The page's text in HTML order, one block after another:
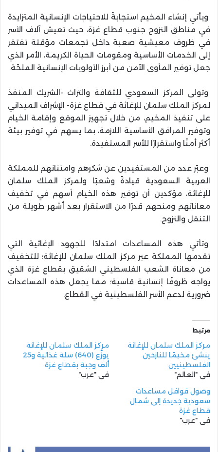
ويأتي إنشاء المخيم استجابةً للاحتياجات الإنسانية المتزايدة
في مناطق النزوح جنوب قطاع غزة، حيث تعيش آلاف الأسر
في ظروف معيشية صعبة داخل تجمعات مؤقتة تفتقر
إلى الخدمات الأساسية ومقومات الحياة الكريمة، الأمر الذي
جعل توفير المأوى الآمن من أبرز الأولويات الإنسانية الملحّة.
وتولى المركز السعودي للثقافة والتراث -الشريك المنفذ
لمركز الملك سلمان للإغاثة في قطاع غزة- الإشراف الميداني
على تنفيذ المخيم، من خلال تجهيز الموقع وإقامة الخيام
وتوفير المرافق الأساسية اللازمة، بما يسهم في توفير بيئة
أكثر أمنًا واستقرارًا للأسر المستفيدة.
وعبّر عدد من المستفيدين عن شكرهم وامتنانهم للمملكة
العربية السعودية قيادةً وشعبًا ولمركز الملك سلمان
للإغاثة، مؤكدين أن توفير هذه الخيام أسهم في تخفيف
معاناتهم ومنحهم قدرًا من الاستقرار بعد أشهر طويلة من
التنقل والنزوح.
وتأتي هذه المساعدات امتدادًا للجهود الإغاثية التي
تقدمها المملكة عبر مركز الملك سلمان للإغاثة؛ للتخفيف
من معاناة الشعب الفلسطيني الشقيق بقطاع غزة الذي
يواجه ظروفًا إنسانية قاسية؛ مما يجعل هذه المساعدات
ضرورية لدعم الأسر الفلسطينية في القطاع.
مرتبط
مركز الملك سلمان للإغاثة
ينشئ مخيمًا للنازحين
الفلسطينيين
في "العالم"
مركز الملك سلمان للإغاثة
يوزّع (640) سلة غذائية و25
ألف وجبة بقطاع غزة
في "عرب"
وصول قوافل مساعدات
سعودية جديدة إلى شمال
قطاع غزة
في "عرب"